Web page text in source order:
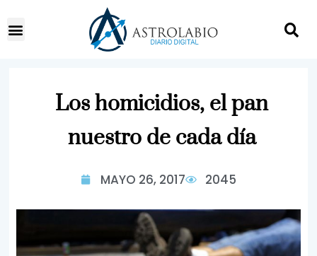
Los homicidios, el pan
nuestro de cada día
MAYO 26, 2017 2045